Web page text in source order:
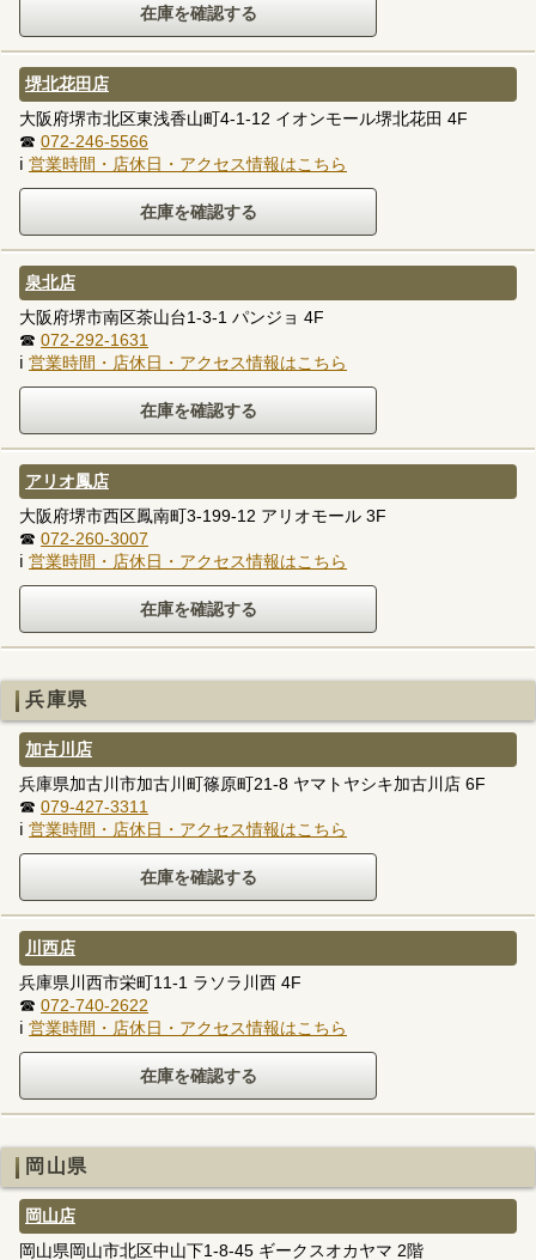
堺北花田店
大阪府堺市北区東浅香山町4-1-12 イオンモール堺北花田 4F
☎ 072-246-5566
ℹ 営業時間・店休日・アクセス情報はこちら
泉北店
大阪府堺市南区茶山台1-3-1 パンジョ 4F
☎ 072-292-1631
ℹ 営業時間・店休日・アクセス情報はこちら
アリオ鳳店
大阪府堺市西区鳳南町3-199-12 アリオモール 3F
☎ 072-260-3007
ℹ 営業時間・店休日・アクセス情報はこちら
兵庫県
加古川店
兵庫県加古川市加古川町篠原町21-8 ヤマトヤシキ加古川店 6F
☎ 079-427-3311
ℹ 営業時間・店休日・アクセス情報はこちら
川西店
兵庫県川西市栄町11-1 ラソラ川西 4F
☎ 072-740-2622
ℹ 営業時間・店休日・アクセス情報はこちら
岡山県
岡山店
岡山県岡山市北区中山下1-8-45 ギークスオカヤマ 2階